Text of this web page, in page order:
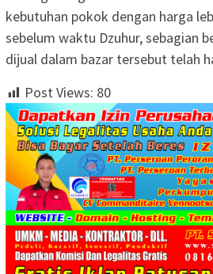
kebutuhan pokok dengan harga
sebelum waktu Dzuhur, sebagian
dijual dalam bazar tersebut telah
Post Views: 80